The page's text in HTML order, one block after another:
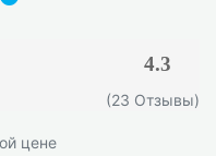
4.3
(23 Отзывы)
цене